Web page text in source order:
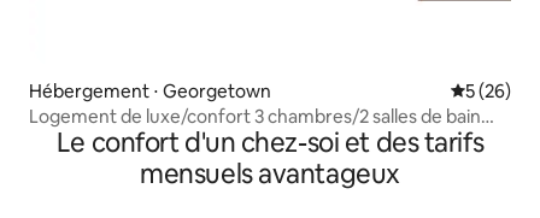
Hébergement ⋅ Georgetown
5 (26)
Logement de luxe/confort 3 chambres/2 salles de bain
complètes
Le confort d'un chez-soi et des tarifs
mensuels avantageux